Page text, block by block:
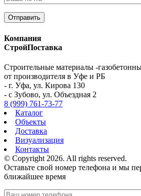
Компания
СтройПоставка
Строительные материалы -
от производителя в Уфе и РБ
- г. Уфа, ул. Кирова 130
- с Зубово, ул. Объездная 2
8 (999) 761-73-77
Каталог
Объекты
Доставка
Визуализация
Контакты
© Copyright 2026. All rights reserved.
Оставьте свой номер телефона и мы
ближайшее время